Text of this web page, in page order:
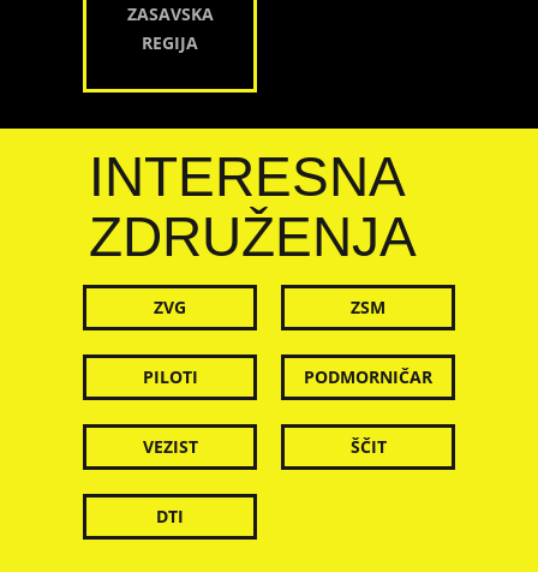
ZASAVSKA
REGIJA
INTERESNA
ZDRUŽENJA
ZVG ZSM
PILOTI PODMORNIČAR
VEZIST ŠČIT
DTI